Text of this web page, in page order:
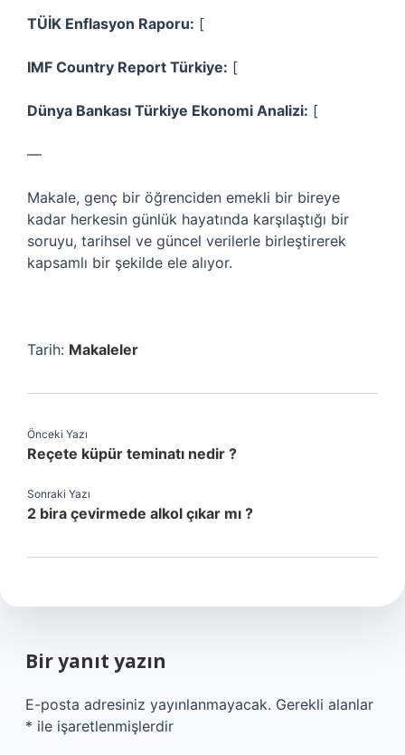
TÜİK Enflasyon Raporu: [
IMF Country Report Türkiye: [
Dünya Bankası Türkiye Ekonomi Analizi: [
—
Makale, genç bir öğrenciden emekli bir bireye
kadar herkesin günlük hayatında karşılaştığı bir
soruyu, tarihsel ve güncel verilerle birleştirerek
kapsamlı bir şekilde ele alıyor.
Tarih: Makaleler
Önceki Yazı
Reçete küpür teminatı nedir ?
Sonraki Yazı
2 bira çevirmede alkol çıkar mı ?
Bir yanıt yazın
E-posta adresiniz yayınlanmayacak. Gerekli alanlar
* ile işaretlenmişlerdir